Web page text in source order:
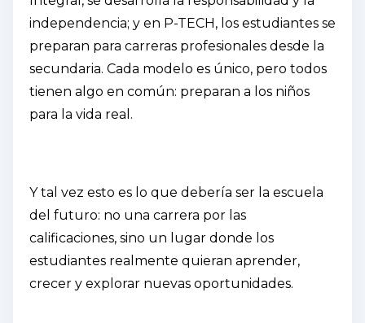
independencia; y en P-TECH, los estudiantes se
preparan para carreras profesionales desde la
secundaria. Cada modelo es único, pero todos
tienen algo en común: preparan a los niños
para la vida real.
Y tal vez esto es lo que debería ser la escuela
del futuro: no una carrera por las
calificaciones, sino un lugar donde los
estudiantes realmente quieran aprender,
crecer y explorar nuevas oportunidades.